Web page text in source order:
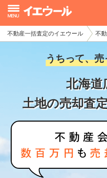
不動産一括査定のイエウール 不
うちって、
北海道
土地の売却査
イエウール加盟希望の不動
初めての方へ
不動産の売却・一括査定
家査定シミュレーター
お問い合わせ